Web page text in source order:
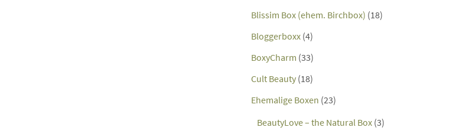
Blissim Box (ehem. Birchbox) (18)
Bloggerboxx (4)
BoxyCharm (33)
Cult Beauty (18)
Ehemalige Boxen (23)
BeautyLove – the Natural Box (3)